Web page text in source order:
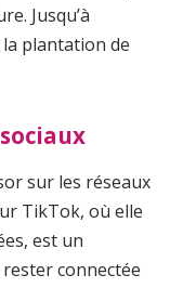
Jusqu’à
plantation de
sur les réseaux
TikTok, où elle
est un
connectée